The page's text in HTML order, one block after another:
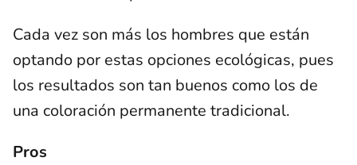
Cada vez son más los hombres que están
optando por estas opciones ecológicas, pues
los resultados son tan buenos como los de
una coloración permanente tradicional.
Pros